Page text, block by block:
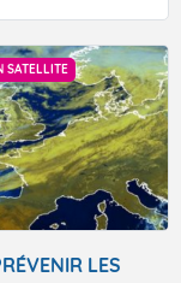
SATELLITE
LES